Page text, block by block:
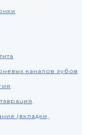
каналов зубов
(вкладки,